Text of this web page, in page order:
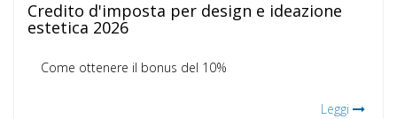
Credito d'imposta per design e ideazione
estetica 2026
Come ottenere il bonus del 10%
Leggi